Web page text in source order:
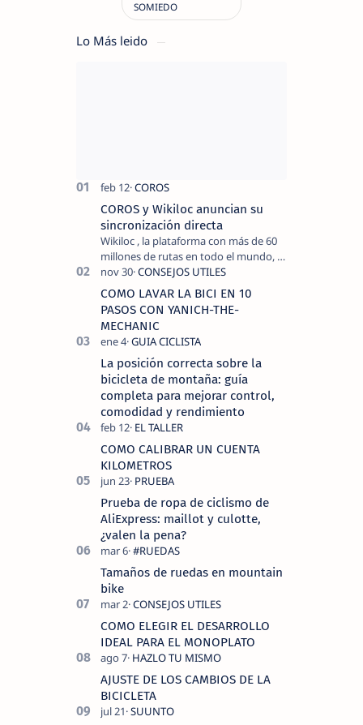
Lo Más leido
COROS y Wikiloc anuncian su
sincronización directa
Wikiloc , la plataforma con más de 60
millones de rutas en todo el mundo, y
COROS , marca de dispositivos GPS
reconocida mundialmente por su
tecnolo…
COMO LAVAR LA BICI EN 10
PASOS CON YANICH-THE-
MECHANIC
La posición correcta sobre la
bicicleta de montaña: guía
completa para mejorar control,
comodidad y rendimiento
COMO CALIBRAR UN CUENTA
KILOMETROS
Prueba de ropa de ciclismo de
AliExpress: maillot y culotte,
¿valen la pena?
Tamaños de ruedas en mountain
bike
COMO ELEGIR EL DESARROLLO
IDEAL PARA EL MONOPLATO
AJUSTE DE LOS CAMBIOS DE LA
BICICLETA